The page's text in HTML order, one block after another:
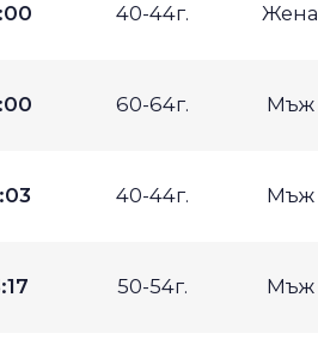
40-44г. Жена
60-64г. Мъж
40-44г. Мъж
50-54г. Мъж